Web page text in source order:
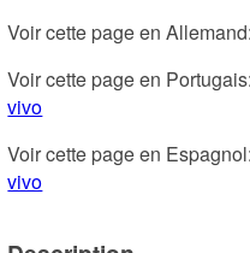
Voir cette page en Allemand:
Voir cette page en Portugais:
vivo
Voir cette page en Espagnol:
vivo